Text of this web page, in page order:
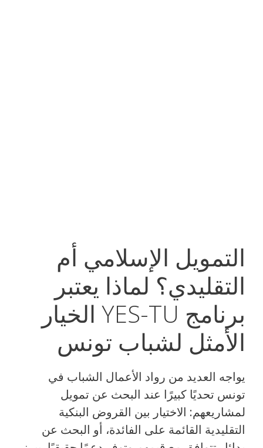
التمويل الإسلامي أم
التقليدي؟ لماذا يعتبر
برنامج YES-TU الخيار
الأمثل لشباب تونس
يواجه العديد من رواد الأعمال الشباب في
تونس تحديًا كبيرًا عند البحث عن تمويل
لمشاريعهم: الاختيار بين القروض البنكية
التقليدية القائمة على الفائدة، أو البحث عن